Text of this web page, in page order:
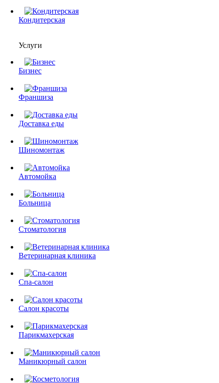
Кондитерская
Услуги
Бизнес
Франшиза
Доставка еды
Шиномонтаж
Автомойка
Больница
Стоматология
Ветеринарная клиника
Спа-салон
Салон красоты
Парикмахерская
Маникюрный салон